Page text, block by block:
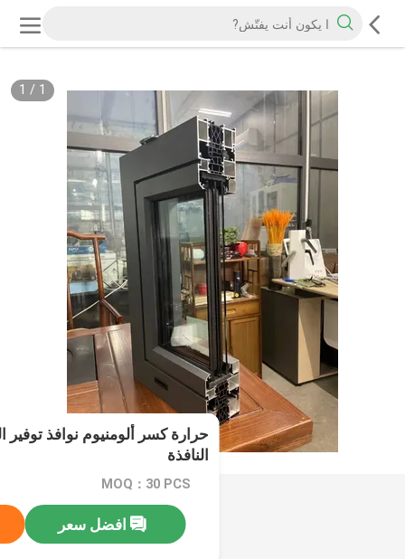
1
/
1
حرارة كسر ألومنيوم نوافذ توفير
النافذة
MOQ：30 PCS
افضل سعر